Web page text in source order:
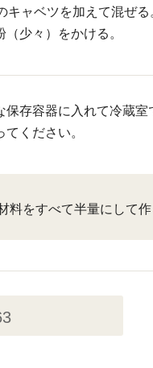
キャベツを加えて混ぜる
少々）をかける。
保存容器に入れて冷蔵室
ください。
料をすべて半量にして作